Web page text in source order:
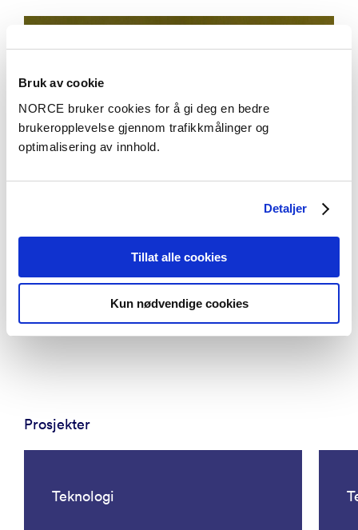
Bruk av cookie
NORCE bruker cookies for å gi deg en bedre
brukeropplevelse gjennom trafikkmålinger og
optimalisering av innhold.
Detaljer
Tillat alle cookies
Kun nødvendige cookies
NORCE omorganiserer
Prosjekter
Teknologi